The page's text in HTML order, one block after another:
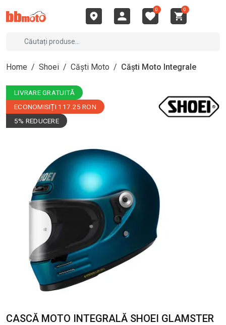
0 0
Home / Shoei / Căști Moto / Căști Moto Integrale
LIVRARE GRATUITĂ
ECONOMISIȚI 117.25 RON
5% REDUCERE
CASCĂ MOTO INTEGRALĂ SHOEI GLAMSTER